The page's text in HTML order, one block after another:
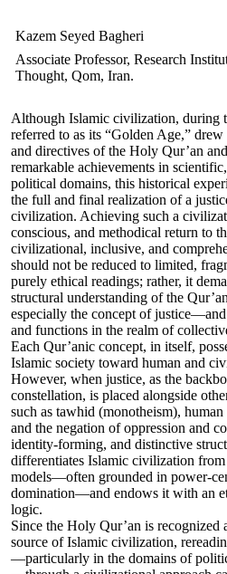
Kazem Seyed Bagheri
Associate Professor, Research
Thought, Qom, Iran.
Although Islamic civilization, during
referred to as its “Golden Age,”
and directives of the Holy Qur’an
remarkable achievements in
political domains, this historical
the full and final realization of a
civilization. Achieving such a
conscious, and methodical return to
civilizational, inclusive, and
should not be reduced to limited,
purely ethical readings; rather, it
structural understanding of the
especially the concept of
and functions in the realm of
Each Qur’anic concept, in itself,
Islamic society toward human and
However, when justice, as the
constellation, is placed alongside
such as tawhid (monotheism),
and the negation of oppression and
identity-forming, and distinctive
differentiates Islamic civilization
models—often grounded in power-
domination—and endows it with an
logic.
Since the Holy Qur’an is recognized
source of Islamic civilization,
—particularly in the domains of